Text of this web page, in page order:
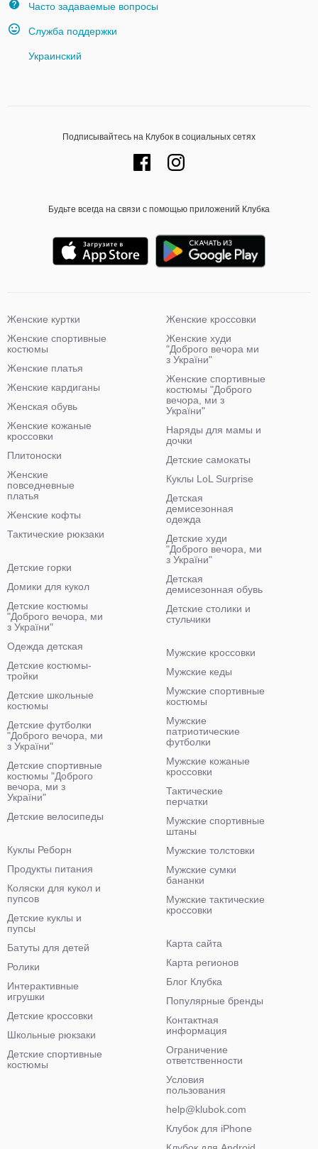
Часто задаваемые вопросы
Служба поддержки
Украинский
Подписывайтесь на Клубок в социальных сетях
Будьте всегда на связи с помощью приложений Клубка
Женские куртки
Женские спортивные
костюмы
Женские платья
Женские кардиганы
Женская обувь
Женские кожаные
кроссовки
Плитоноски
Женские
повседневные
платья
Женские кофты
Тактические рюкзаки
Женские кроссовки
Женские худи
"Доброго вечора ми
з України"
Женские спортивные
костюмы "Доброго
вечора, ми з
України"
Наряды для мамы и
дочки
Детские самокаты
Куклы LoL Surprise
Детская
демисезонная
одежда
Детские худи
"Доброго вечора, ми
з України"
Детская
демисезонная обувь
Детские столики и
стульчики
Детские горки
Домики для кукол
Детские костюмы
"Доброго вечора, ми
з України"
Одежда детская
Детские костюмы-
тройки
Детские школьные
костюмы
Детские футболки
"Доброго вечора, ми
з України"
Детские спортивные
костюмы "Доброго
вечора, ми з
України"
Детские велосипеды
Мужские кроссовки
Мужские кеды
Мужские спортивные
костюмы
Мужские
патриотические
футболки
Мужские кожаные
кроссовки
Тактические
перчатки
Мужские спортивные
штаны
Мужские толстовки
Мужские сумки
бананки
Мужские тактические
кроссовки
Куклы Реборн
Продукты питания
Коляски для кукол и
пупсов
Детские куклы и
пупсы
Батуты для детей
Ролики
Интерактивные
игрушки
Детские кроссовки
Школьные рюкзаки
Детские спортивные
костюмы
Карта сайта
Карта регионов
Блог Клубка
Популярные бренды
Контактная
информация
Ограничение
ответственности
Условия
пользования
help@klubok.com
Клубок для iPhone